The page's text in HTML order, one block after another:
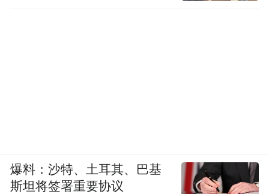
爆料：沙特、土耳其、巴基
斯坦将签署重要协议